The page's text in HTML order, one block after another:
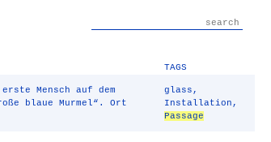
TAGS
Mensch auf dem
blaue Murmel“. Ort
glass ,
Installation ,
Passage